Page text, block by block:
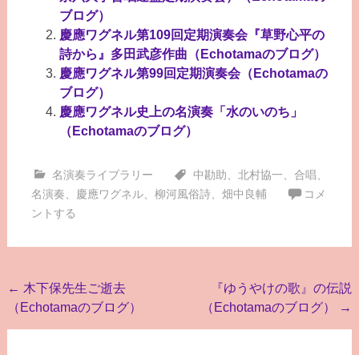
ブログ）
慶應ワグネル第109回定期演奏会『草野心平の
詩から』多田武彦作曲（Echotamaのブログ）
慶應ワグネル第99回定期演奏会（Echotamaの
ブログ）
慶應ワグネル史上の名演奏「水のいのち」
（Echotamaのブログ）
名演奏ライブラリー 中勘助 北村協一 合唱
名演奏
慶應ワグネル、 柳河風俗詩、 畑中良輔
コメ
ントする
投
稿
← 木下保先生ご逝去
（Echotamaのブログ）
『ゆうやけの歌』の伝説
（Echotamaのブログ）
→